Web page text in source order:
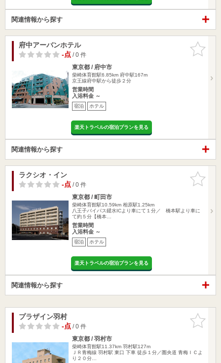
関連情報から探す
お気に入
りに追加
府中アーバンホテル
-点/ 0 件
東京都 / 府中市
柴崎体育館駅6.85km 府中駅167m
京王線府中駅から徒歩２分
営業時間
入浴料金 ～
宿泊 ホテル
楽天トラベルの宿泊プランを見る
関連情報から探す
お気に入
りに追加
ラクシオ・イン
-点/ 0 件
東京都 / 町田市
柴崎体育館駅10.59km 相原駅1.25km
八王子バイパス鑓水ICより車にて１分／ 橋本駅より車に
て約５分【橋本…
営業時間
入浴料金 ～
宿泊 ホテル
楽天トラベルの宿泊プランを見る
関連情報から探す
お気に入
りに追加
プラザイン羽村
-点/ 0 件
東京都 / 羽村市
柴崎体育館駅11.37km 羽村駅127m
ＪＲ青梅線 羽村駅 東口 下車 徒歩１分／圏央道 青梅ＩＣよ
り２０分…